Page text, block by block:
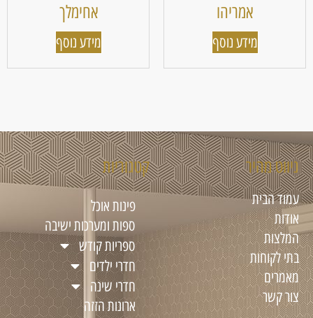
אמריהו
מידע נוסף
אחימלך
מידע נוסף
ניווט מהיר
עמוד הבית
אודות
המלצות
בתי לקוחות
מאמרים
צור קשר
קטגוריות
פינות אוכל
ספות ומערכות ישיבה
ספריות קודש
חדרי ילדים
חדרי שינה
ארונות הזזה